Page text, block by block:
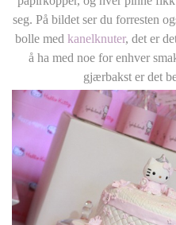
seg. På bildet ser du forresten
bolle med kanelknuter, det er
å ha med noe for enhver
gjærbakst er det